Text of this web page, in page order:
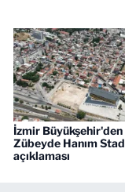
İzmir Büyükşehir'den
Zübeyde Hanım
açıklaması